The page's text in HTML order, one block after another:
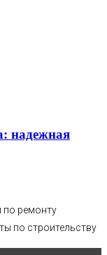
надежная
по ремонту
по строительству